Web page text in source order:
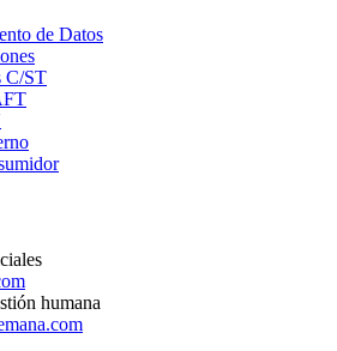
de Datos
in
C/ST
new
window
in
newin
Opens
humana